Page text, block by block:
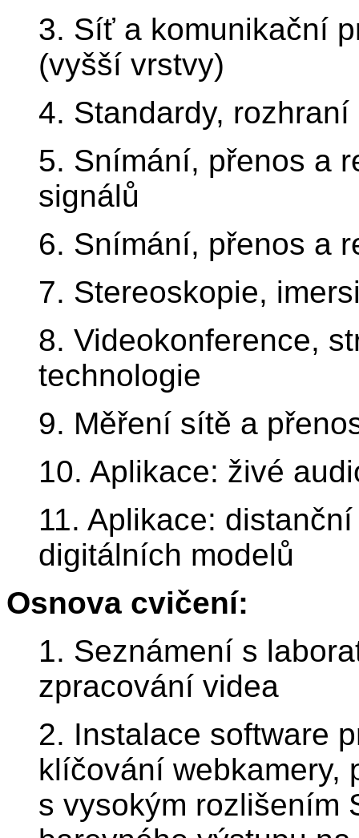
3. Síť a komunikační
(vyšší vrstvy)
4. Standardy,
5. Snímání, přenos a
signálů
6. Snímání, přenos a
7. Stereoskopie,
8. Videokonference,
technologie
9. Měření sítě a
10. Aplikace: živé
11. Aplikace:
digitálních modelů
Osnova cvičení:
1. Seznámení s
zpracování videa
2. Instalace software
klíčování webkamery,
s vysokým rozlišením